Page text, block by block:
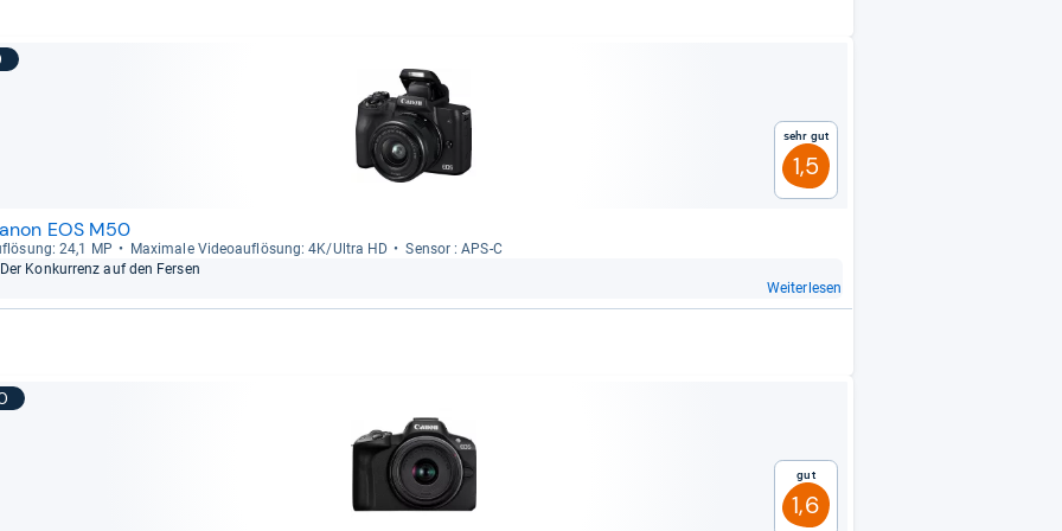
Sehr gut
1,5
EOS M50
24,1 MP Maxi­male Videoauf­lö­sung: 4K/Ultra HD
Sen­sor : APS-​C
Der Kon­kur­renz auf den Fer­sen
Weiterlesen
Gut
1,6